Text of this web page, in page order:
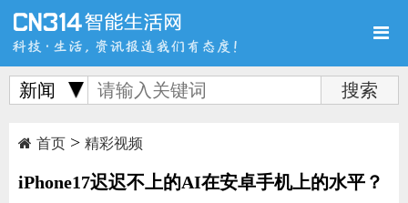
首页
新闻
首页> 精彩视频
iPhone17迟迟不上的AI在安卓手机上的水平？